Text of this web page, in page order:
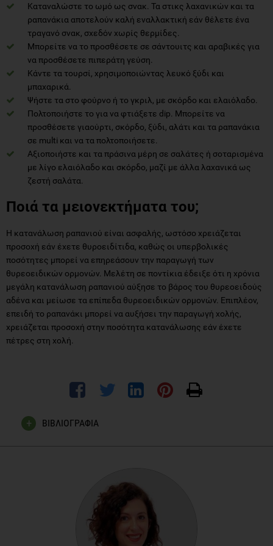
Καταναλώστε το ωμό ως σνακ. Τα στικς λαχανικών και τα
ραπανάκια αποτελούν καλή εναλλακτική εάν θέλετε ένα
τραγανό σνακ, σχεδόν χωρίς θερμίδες.
Μπορείτε να το προσθέσετε σε σάντουιτς και αραβικές για
να προσθέσετε πιπεράτη γεύση.
Κάντε τα τουρσί, χρησιμοποιώντας λευκό ξύδι και
μπαχαρικά.
Ψήστε τα στο φούρνο ή το γκριλ, με σκόρδο και ελαιόλαδο.
Πολτοποιήστε το για να φτιάξετε dip. Μπορείτε να
προσθέσετε γιαούρτι, σκόρδο, ξύδι, αλάτι και τα ραπανάκια
σε multi και να τα πολτοποιήσετε.
Αξιοποιήστε και τα πράσινα μέρη σε σαλάτες ή σοταρισμένα
με λίγο ελαιόλαδο και σκόρδο, μαζί με άλλα λαχανικά ως
ζεστή σαλάτα.
Ποιά τα μειονεκτήματα του;
Η κατανάλωση ραπανιού είναι ασφαλής, ωστόσο χρειάζεται
προσοχή εάν έχετε θυροειδίτιδα, καθώς οι υπερβολικές
ποσότητες μπορεί να επηρεάσουν την παραγωγή των
θυρεοειδικών ορμονών. Μελέτη σε ποντίκια έδειξε ότι η χρόνια
μεγάλη κατανάλωση ραπανιού αύξησε το βάρος του θυρεοειδούς
αδένα και μείωσε τα επίπεδα θυρεοειδικών ορμονών. Επιπλέον,
επειδή το ραπανάκι μπορεί να αυξήσει την παραγωγή χολής,
χρειάζεται προσοχή στην ποσότητα κατανάλωσης εάν έχετε
πέτρες στη χολή.
ΒΙΒΛΙΟΓΡΑΦΙΑ
Lauren C. Blekkenhorst, Marc Sim, Catherine P. Bondonno,
Nicola P. Bondonno, Natalie C. Ward, Richard L. Prince,
Amanda Devine, Joshua R. Lewis and Jonathan M.